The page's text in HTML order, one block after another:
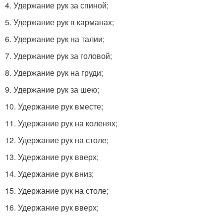
4. Удержание рук за спиной;
5. Удержание рук в карманах;
6. Удержание рук на талии;
7. Удержание рук за головой;
8. Удержание рук на груди;
9. Удержание рук за шею;
10. Удержание рук вместе;
11. Удержание рук на коленях;
12. Удержание рук на столе;
13. Удержание рук вверх;
14. Удержание рук вниз;
15. Удержание рук на столе;
16. Удержание рук вверх;